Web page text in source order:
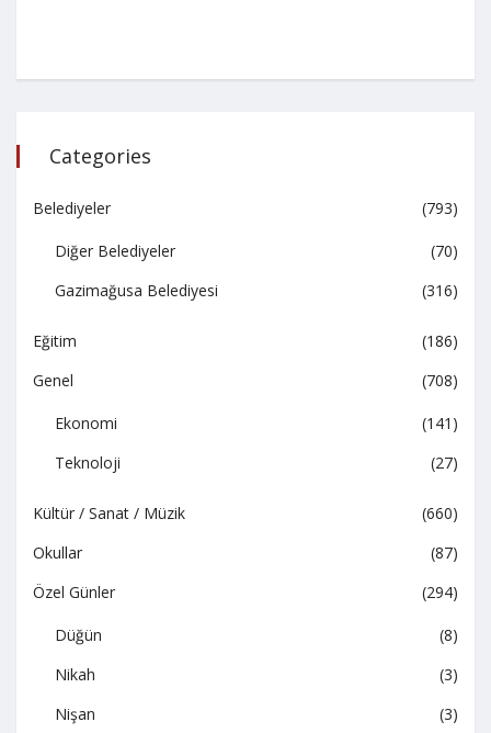
Categories
Belediyeler (793)
Diğer Belediyeler
(70)
Gazimağusa Belediyesi
(316)
Eğitim
(186)
Genel
(708)
Ekonomi
(141)
Teknoloji
(27)
Kültür / Sanat / Müzik
(660)
Okullar
(87)
Özel Günler
(294)
Düğün
(8)
Nikah
(3)
Nişan
(3)